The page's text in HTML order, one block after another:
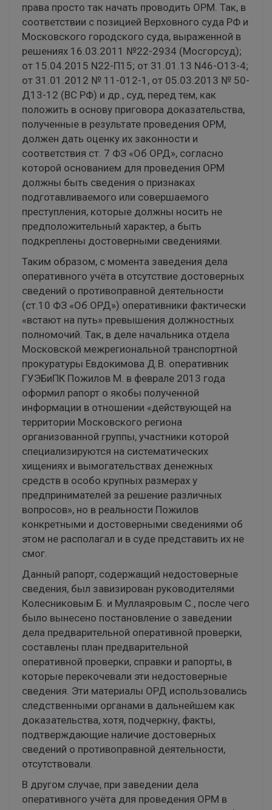
права просто так начать проводить ОРМ. Так, в
соответствии с позицией Верховного суда РФ и
Московского городского суда, выраженной в
решениях 16.03.2011 №22-2934 (Мосгорсуд);
от 15.04.2015 N22-П15; от 31.01.13 N46-О13-4;
от 31.01.2012 № 11-012-1, от 05.03.2013 № 50-
Д13-12 (ВС РФ) и др., суд, перед тем, как
положить в основу приговора доказательства,
полученные в результате проведения ОРМ,
должен дать оценку их законности и
соответствия ст. 7 ФЗ «Об ОРД», согласно
которой основанием для проведения ОРМ
должны быть сведения о признаках
подготавливаемого или совершаемого
преступления, которые должны носить не
предположительный характер, а быть
подкреплены достоверными сведениями.
Таким образом, с момента заведения дела
оперативного учёта в отсутствие достоверных
сведений о противоправной деятельности
(ст.10 ФЗ «Об ОРД») оперативники фактически
«встают на путь» превышения должностных
полномочий. Так, в деле начальника отдела
Московской межрегиональной транспортной
прокуратуры Евдокимова Д.В. оперативник
ГУЭБиПК Пожилов М. в феврале 2013 года
оформил рапорт о якобы полученной
информации в отношении «действующей на
территории Московского региона
организованной группы, участники которой
специализируются на систематических
хищениях и вымогательствах денежных
средств в особо крупных размерах у
предпринимателей за решение различных
вопросов», но в реальности Пожилов
конкретными и достоверными сведениями об
этом не располагал и в суде представить их не
смог.
Данный рапорт, содержащий недостоверные
сведения, был завизирован руководителями
Колесниковым Б. и Муллаяровым С., после чего
было вынесено постановление о заведении
дела предварительной оперативной проверки,
составлены план предварительной
оперативной проверки, справки и рапорты, в
которые перекочевали эти недостоверные
сведения. Эти материалы ОРД использовались
следственными органами в дальнейшем как
доказательства, хотя, подчеркну, факты,
подтверждающие наличие достоверных
сведений о противоправной деятельности,
отсутствовали.
В другом случае, при заведении дела
оперативного учёта для проведения ОРМ в